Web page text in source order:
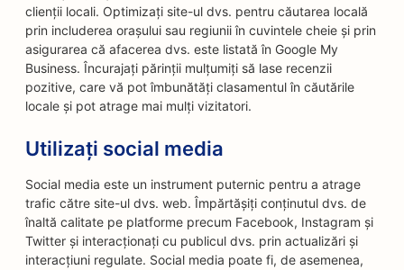
clienții locali. Optimizați site-ul dvs. pentru căutarea locală
prin includerea orașului sau regiunii în cuvintele cheie și prin
asigurarea că afacerea dvs. este listată în Google My
Business. Încurajați părinții mulțumiți să lase recenzii
pozitive, care vă pot îmbunătăți clasamentul în căutările
locale și pot atrage mai mulți vizitatori.
Utilizați social media
Social media este un instrument puternic pentru a atrage
trafic către site-ul dvs. web. Împărtășiți conținutul dvs. de
înaltă calitate pe platforme precum Facebook, Instagram și
Twitter și interacționați cu publicul dvs. prin actualizări și
interacțiuni regulate. Social media poate fi, de asemenea,